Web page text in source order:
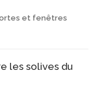
et fenêtres
les solives du